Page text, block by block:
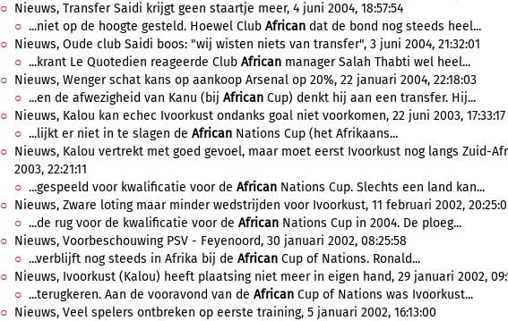
Nieuws, Transfer Saidi krijgt geen staartje meer, 4 juni 2004, 18:57:54
...niet op de hoogte gesteld. Hoewel Club African dat de bond nog steeds heel...
Nieuws, Oude club Saidi boos: "wij wisten niets van transfer", 3 juni 2004, 21:32:01
...krant Le Quotedien reageerde Club African manager Salah Thabti wel heel...
Nieuws, Wenger schat kans op aankoop Arsenal op 20%, 22 januari 2004, 22:18:03
...en de afwezigheid van Kanu (bij African Cup) denkt hij aan een transfer. Hij...
Nieuws, Kalou kan echec Ivoorkust ondanks goal niet voorkomen, 22 juni 2003, 17:33:17
...lijkt er niet in te slagen de African Nations Cup (het Afrikaans...
Nieuws, Kalou vertrekt met goed gevoel, maar moet eerst Ivoorkust nog langs Zuid-
2003, 22:21:11
...gespeeld voor kwalificatie voor de African Nations Cup. Slechts een land kan...
Nieuws, Zware loting maar minder wedstrijden voor Ivoorkust, 11 februari 2002,
...de rug voor de kwalificatie voor de African Nations Cup in 2004. De ploeg...
Nieuws, Voorbeschouwing PSV - Feyenoord, 30 januari 2002, 08:25:58
...verblijft nog steeds in Afrika bij de African Cup of Nations. Ronald...
Nieuws, Ivoorkust (Kalou) heeft plaatsing niet meer in eigen hand, 29 januari 2002,
...terugkeren. Aan de vooravond van de African Cup of Nations was Ivoorkust...
Nieuws, Veel spelers ontbreken op eerste training, 5 januari 2002, 16:13:00